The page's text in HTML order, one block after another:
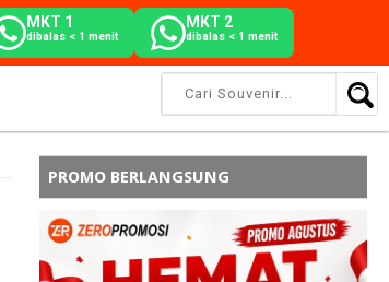
MKT 1
dibalas < 1 menit
MKT 2
dibalas < 1 menit
PROMO BERLANGSUNG